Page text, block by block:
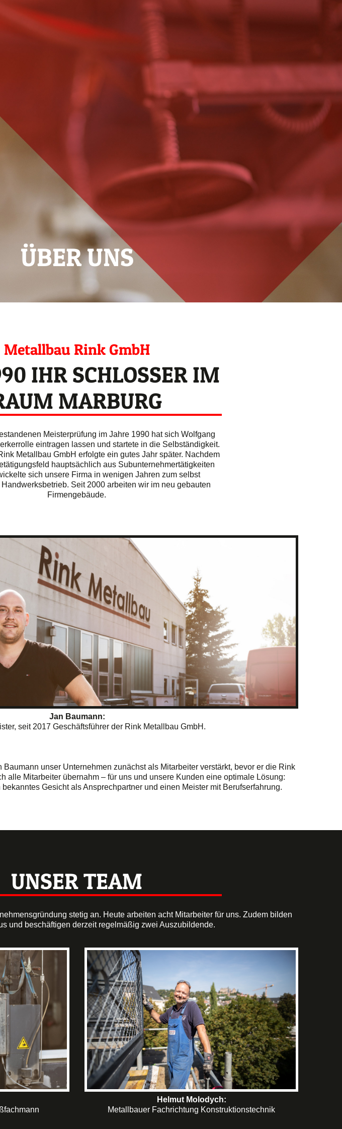
ÜBER UNS
Metallbau Rink GmbH
IHR SCHLOSSER IM
MARBURG
Meisterprüfung im Jahre 1990 hat sich Wolfgang
eintragen lassen und startete in die Selbständigkeit.
Metallbau GmbH erfolgte ein gutes Jahr später. Nachdem
hauptsächlich aus Subunternehmertätigkeiten
sich unsere Firma in wenigen Jahren zum selbst
Seit 2000 arbeiten wir im neu gebauten
Firmengebäude.
Jan Baumann:
seit 2017 Geschäftsführer der Rink Metallbau GmbH.
unser Unternehmen zunächst als Mitarbeiter verstärkt, bevor er die Rink
alle Mitarbeiter übernahm – für uns und unsere Kunden eine optimale Lösung:
Gesicht als Ansprechpartner und einen Meister mit Berufserfahrung.
UNSER TEAM
stetig an. Heute arbeiten acht Mitarbeiter für uns. Zudem bilden
und beschäftigen derzeit regelmäßig zwei Auszubildende.
Helmut Molodych:
Metallbauer Fachrichtung Konstruktionstechnik